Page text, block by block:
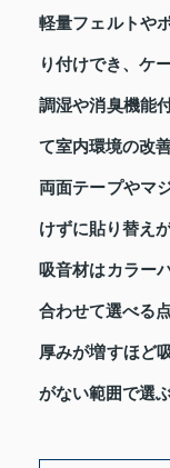
軽量フェルトや
り付けでき、ケ
調湿や消臭機能
て室内環境の改
両面テープやマ
けずに貼り替え
吸音材はカラー
合わせて選べる
厚みが増すほど
がない範囲で選